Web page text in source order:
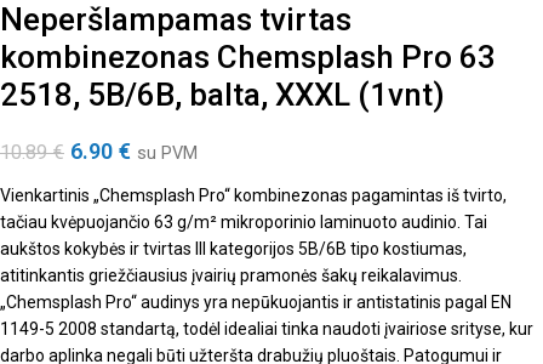
Neperšlampamas tvirtas
kombinezonas Chemsplash Pro 63
2518, 5B/6B, balta, XXXL (1vnt)
10.89€ 6.90 € su PVM
Vienkartinis „Chemsplash Pro“ kombinezonas pagamintas iš tvirto,
tačiau kvėpuojančio 63 g/m² mikroporinio laminuoto audinio. Tai
aukštos kokybės ir tvirtas III kategorijos 5B/6B tipo kostiumas,
atitinkantis griežčiausius įvairių pramonės šakų reikalavimus.
„Chemsplash Pro“ audinys yra nepūkuojantis ir antistatinis pagal EN
1149-5 2008 standartą, todėl idealiai tinka naudoti įvairiose srityse, kur
darbo aplinka negali būti užteršta drabužių pluoštais. Patogumui ir